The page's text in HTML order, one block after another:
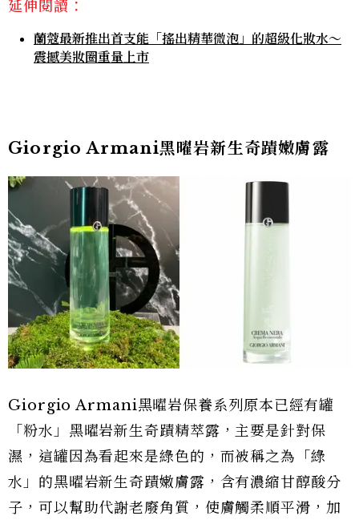
延伸閱讀：
蘭蔻最新推出首支能「搖出精華微泡」的超級化妝水～
震撼美妝圈重量上市
Giorgio Armani黑曜岩新生奇蹟嫩膚露
Giorgio Armani黑曜岩保養系列原本已經有罐
「粉水」黑曜岩新生奇蹟精萃露，主要是針對保
濕，這罐因為看起來是綠色的，而被稱之為「綠
水」的黑曜岩新生奇蹟嫩膚露，含有濃縮甘醇酸分
子，可以幫助代謝老廢角質，使膚觸柔順平滑，加